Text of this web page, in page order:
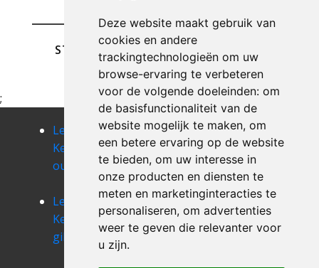
Deze website maakt gebruik van
cookies en andere
trackingtechnologieën om uw
browse-ervaring te verbeteren
voor de volgende doeleinden: om
de basisfunctionaliteit van de
website mogelijk te maken, om
een betere ervaring op de website
te bieden, om uw interesse in
onze producten en diensten te
meten en marketinginteracties te
personaliseren, om advertenties
weer te geven die relevanter voor
u zijn.
STUREN
;
Leegmaken
Kelder
oudergem
Leegmaken
Kelder
schaarbeek
Leegmaken
Kelder sint-
agatha-
berchem
Leegmaken
Kelder sint-
gillis
Leegmaken
Kelder sint-
jans-
Leegmaken
Kelder sint-
joost-ten-